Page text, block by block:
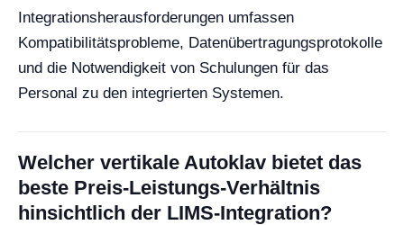
Integrationsherausforderungen umfassen
Kompatibilitätsprobleme, Datenübertragungsprotokolle
und die Notwendigkeit von Schulungen für das
Personal zu den integrierten Systemen.
Welcher vertikale Autoklav bietet das
beste Preis-Leistungs-Verhältnis
hinsichtlich der LIMS-Integration?